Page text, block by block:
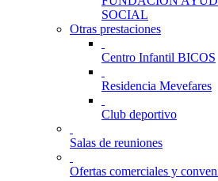
SOCIAL
Otras prestaciones
Centro Infantil BICOS
Residencia Mevefares
Club deportivo
Salas de reuniones
Ofertas comerciales y